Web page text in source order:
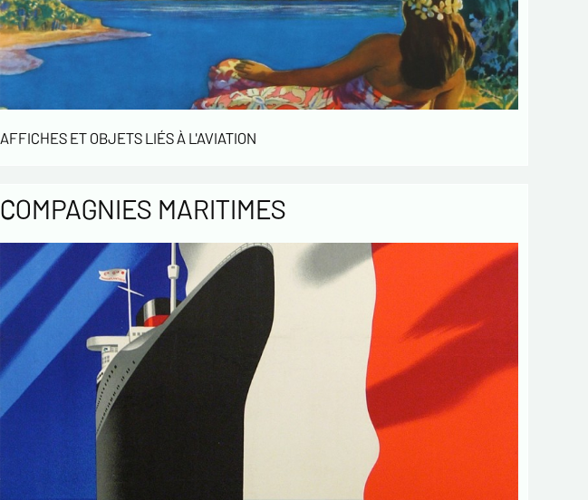
En cochant cette case, j'accepte que les
informations saisies dans ce formulaire soient
utilisées pour me contacter dans le cadre de cet
échange commercial.
En cochant cette case, j'accepte de recevoir
concernant votre activités.
AFFICHES ET OBJETS LIÉS À L'AVIATION
COMPAGNIES MARITIMES